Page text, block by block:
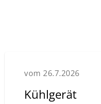
vom 26.7.2026
Kühlgerät